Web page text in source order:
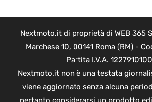
Nextmoto.it di proprietà di WEB 365
Marchese 10, 00141 Roma (RM) -
Partita I.V.A.
Nextmoto.it non è una testata
viene aggiornato senza alcuna
pertanto considerarsi un prodotto